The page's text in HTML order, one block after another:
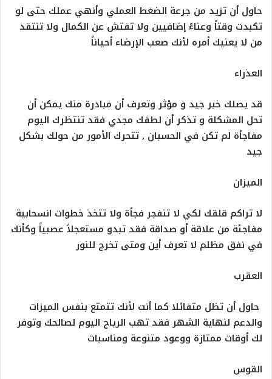
حاول أن تزيد من جرعة الضغط العملي وأنهي عملك حتى لو
تكبدت وقتاً وعناءً إضافيين ولا تفتش عن الكمال ولا تنتقد
من لا يعنيك أمره لأنك صعب الإرضاء أحياناً
العذراء
قد يصلك خبر جيد و مؤثر وتعرف أن مبادرة منك يمكن أن
تحل المشكلة و تذكر أن لطفك مجدي فقد تنتظرك اليوم
مفاجأة لم تكن في الحسبان , تتحرك الأمور من حولك بشكل
جيد
الميزان
لا تراكم قلقك لكي لا تنفجر فجأة ولا تتخذ خطوات انسحابية
مفاجئة من علاقة أو صداقة فقد تبدو مستعجلاً عصبياً وكأنك
في نفق مظلم لا تعرف أين ومتى تخرج للنور
العقرب
حاول أن تظل متفائلا كما أنت لأنك تتمتع بنفس الميزات
والدعم لنهاية الشهر فقد تهب الرياح اليوم لصالحك وتوفر
لك أوقات ممتازة ووعود متنوعة ومناسبات
القوس